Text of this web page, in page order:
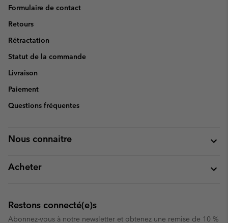
Formulaire de contact
Retours
Rétractation
Statut de la commande
Livraison
Paiement
Questions fréquentes
Nous connaitre
Acheter
Restons connecté(e)s
Abonnez-vous à notre newsletter et obtenez une remise de 10 %